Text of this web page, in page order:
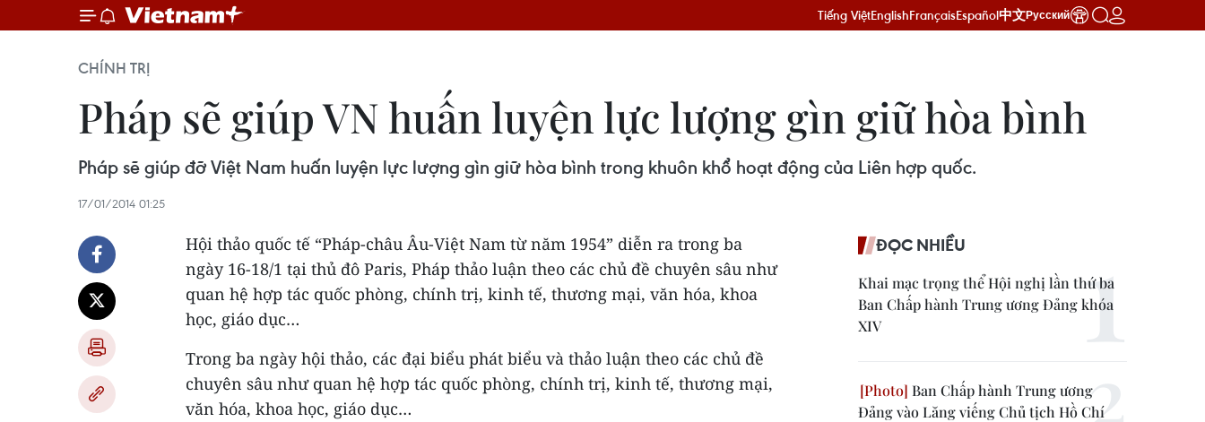
Tiếng ViệtEnglishFrançaisEspañol中文Русский
CHÍNH TRỊ
Pháp sẽ giúp VN huấn luyện lực lượng gìn giữ hòa bình
Pháp sẽ giúp đỡ Việt Nam huấn luyện lực lượng gìn giữ hòa bình trong khuôn khổ hoạt động của Liên hợp quốc.
17/01/2014 01:25
Hội thảo quốc tế “Pháp-châu Âu-Việt Nam từ năm 1954” diễn ra trong ba
ngày 16-18/1 tại thủ đô Paris, Pháp thảo luận theo các chủ đề chuyên sâu như
quan hệ hợp tác quốc phòng, chính trị, kinh tế, thương mại, văn hóa, khoa
học, giáo dục…
Trong ba ngày hội thảo, các đại biểu phát biểu và thảo luận theo các chủ đề
chuyên sâu như quan hệ hợp tác quốc phòng, chính trị, kinh tế, thương mại,
văn hóa, khoa học, giáo dục…
ĐỌC NHIỀU
Khai mạc trọng thể Hội nghị lần thứ ba
Ban Chấp hành Trung ương Đảng khóa
XIV
Ban Chấp hành Trung ương
Đảng vào Lăng viếng Chủ tịch Hồ Chí